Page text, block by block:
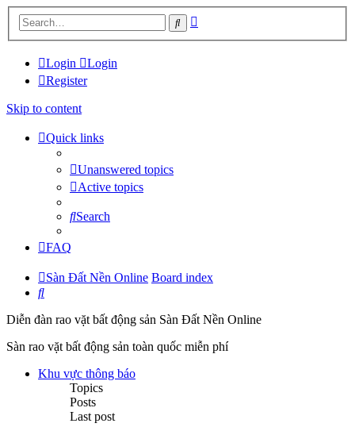
Search
Login
Login
Register
Skip to content
Quick links
Unanswered topics
Active topics
Search
FAQ
Sàn Đất Nền Online Board index
Search
Diễn đàn rao vặt bất động sản Sàn Đất Nền Online
Sàn rao vặt bất động sản toàn quốc miễn phí
Khu vực thông báo
Topics
Posts
Last post